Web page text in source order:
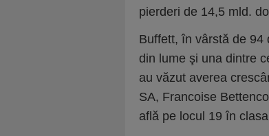
pierderi de 14,5 mld.
Buffett, în vârstă de 94
din lume şi una dintre
au văzut averea
SA, Francoise
află pe locul 19 în